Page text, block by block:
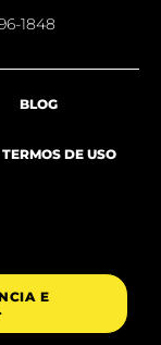
1848
BLOG
TERMOS DE USO
E